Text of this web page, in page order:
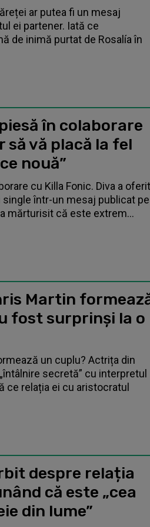
ar putea fi un mesaj
ei partener. Iată ce
de inimă purtat de Rosalía în
în colaborare
să vă placă la fel
nouă”
cu Killa Fonic. Diva a oferit
într-un mesaj publicat pe
mărturisit că este extrem...
Martin
fost surprinși la o
un cuplu? Actrița din
secretă” cu interpretul
ce relația ei cu aristocratul
despre relația
că este „cea
din lume”